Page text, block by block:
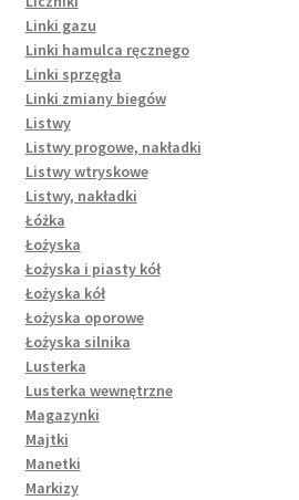
Linki gazu
Linki hamulca ręcznego
Linki sprzęgła
Linki zmiany biegów
Listwy
Listwy progowe, nakładki
Listwy wtryskowe
Listwy, nakładki
Łóżka
Łożyska
Łożyska i piasty kół
Łożyska kół
Łożyska oporowe
Łożyska silnika
Lusterka
Lusterka wewnętrzne
Magazynki
Majtki
Manetki
Markizy